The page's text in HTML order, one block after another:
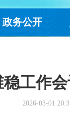
政务公开
工作
2026-03-01